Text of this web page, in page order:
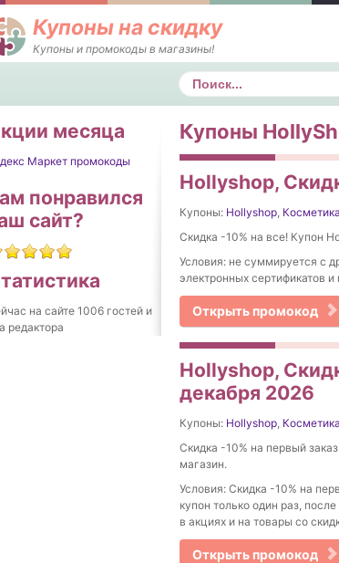
Купоны на скидку
Купоны и промокоды в магазины!
Поиск
месяца
Маркет промокоды
понравился
сайт?
на сайте 1006 гостей и
редактора
Купоны
Hollyshop,
Купоны: Hollyshop, Косметика
Скидка -10% на все! Купон
Условия: не суммируется с
электронных сертификатов и
Открыть промокод
Hollyshop,
декабря 2026
Купоны: Hollyshop, Косметика
Скидка -10% на первый
магазин.
Условия: Скидка -10% на
купон только один раз,
в акциях и на товары со
Открыть промокод